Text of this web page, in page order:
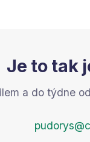
Je to tak
a do týdne